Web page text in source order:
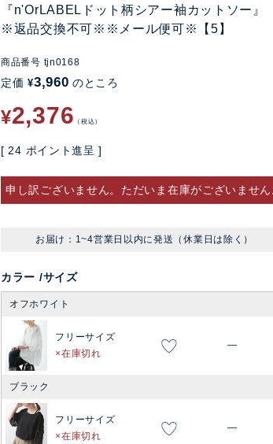
『n'OrLABELドット柄シアー袖カットソー』
※返品交換不可※※メール便可※【5】
商品番号 tjn0168
定価 ¥3,960 のところ
¥2,376 税込
[ 24 ポイント進呈 ]
申し訳ございません。ただいま在庫がございません
お届け：1~4営業日以内に発送（休業日は除く）
カラー サイズ
オフホワイト
フリーサイズ
在庫切れ
—
ブラック
フリーサイズ
在庫切れ
—